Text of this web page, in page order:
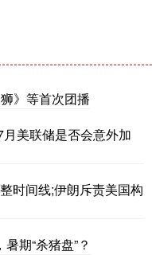
》等首次团播
美联储是否会意外加
时间线;伊朗斥责美国构
期“杀猪盘”？